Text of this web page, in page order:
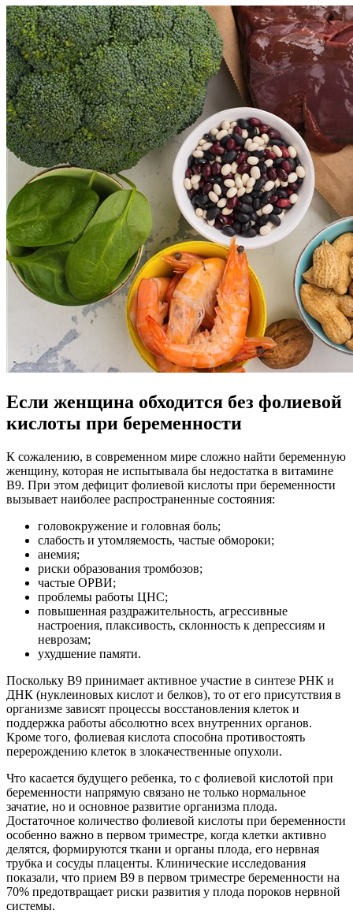
Если женщина обходится без фолиевой
кислоты при беременности
К сожалению, в современном мире сложно найти беременную
женщину, которая не испытывала бы недостатка в витамине
В9. При этом дефицит фолиевой кислоты при беременности
вызывает наиболее распространенные состояния:
головокружение и головная боль;
слабость и утомляемость, частые обмороки;
анемия;
риски образования тромбозов;
частые ОРВИ;
проблемы работы ЦНС;
повышенная раздражительность, агрессивные
настроения, плаксивость, склонность к депрессиям и
неврозам;
ухудшение памяти.
Поскольку В9 принимает активное участие в синтезе РНК и
ДНК (нуклеиновых кислот и белков), то от его присутствия в
организме зависят процессы восстановления клеток и
поддержка работы абсолютно всех внутренних органов.
Кроме того, фолиевая кислота способна противостоять
перерождению клеток в злокачественные опухоли.
Что касается будущего ребенка, то с фолиевой кислотой при
беременности напрямую связано не только нормальное
зачатие, но и основное развитие организма плода.
Достаточное количество фолиевой кислоты при беременности
особенно важно в первом триместре, когда клетки активно
делятся, формируются ткани и органы плода, его нервная
трубка и сосуды плаценты. Клинические исследования
показали, что прием В9 в первом триместре беременности на
70% предотвращает риски развития у плода пороков нервной
системы.